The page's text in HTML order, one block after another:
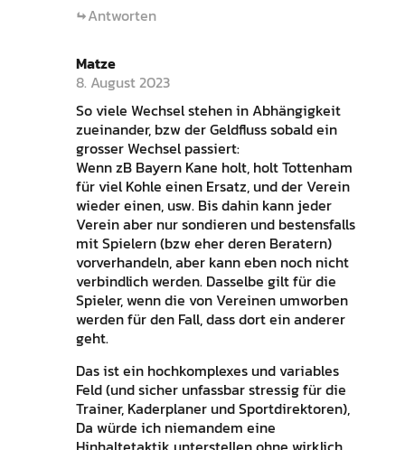
Antworten
Matze
8. August 2023
So viele Wechsel stehen in Abhängigkeit
zueinander, bzw der Geldfluss sobald ein
grosser Wechsel passiert:
Wenn zB Bayern Kane holt, holt Tottenham
für viel Kohle einen Ersatz, und der Verein
wieder einen, usw. Bis dahin kann jeder
Verein aber nur sondieren und bestensfalls
mit Spielern (bzw eher deren Beratern)
vorverhandeln, aber kann eben noch nicht
verbindlich werden. Dasselbe gilt für die
Spieler, wenn die von Vereinen umworben
werden für den Fall, dass dort ein anderer
geht.
Das ist ein hochkomplexes und variables
Feld (und sicher unfassbar stressig für die
Trainer, Kaderplaner und Sportdirektoren),
Da würde ich niemandem eine